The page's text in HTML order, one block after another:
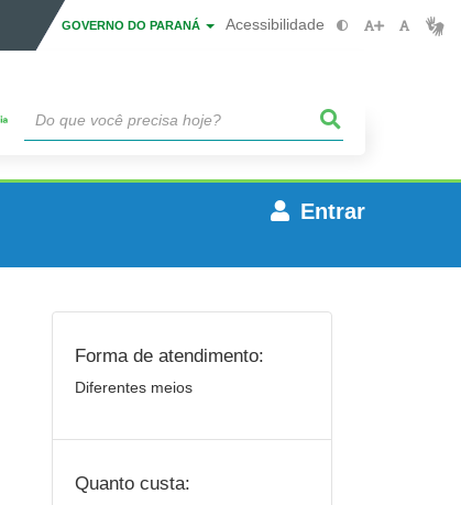
GOVERNO DO PARANÁ Acessibilidade
Entrar
Forma de atendimento:
Diferentes meios
Quanto custa: